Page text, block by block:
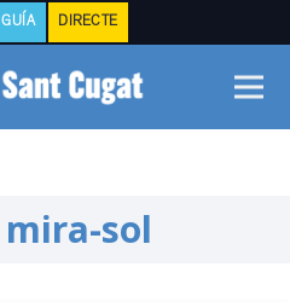
GUÍA DIRECTE
sol